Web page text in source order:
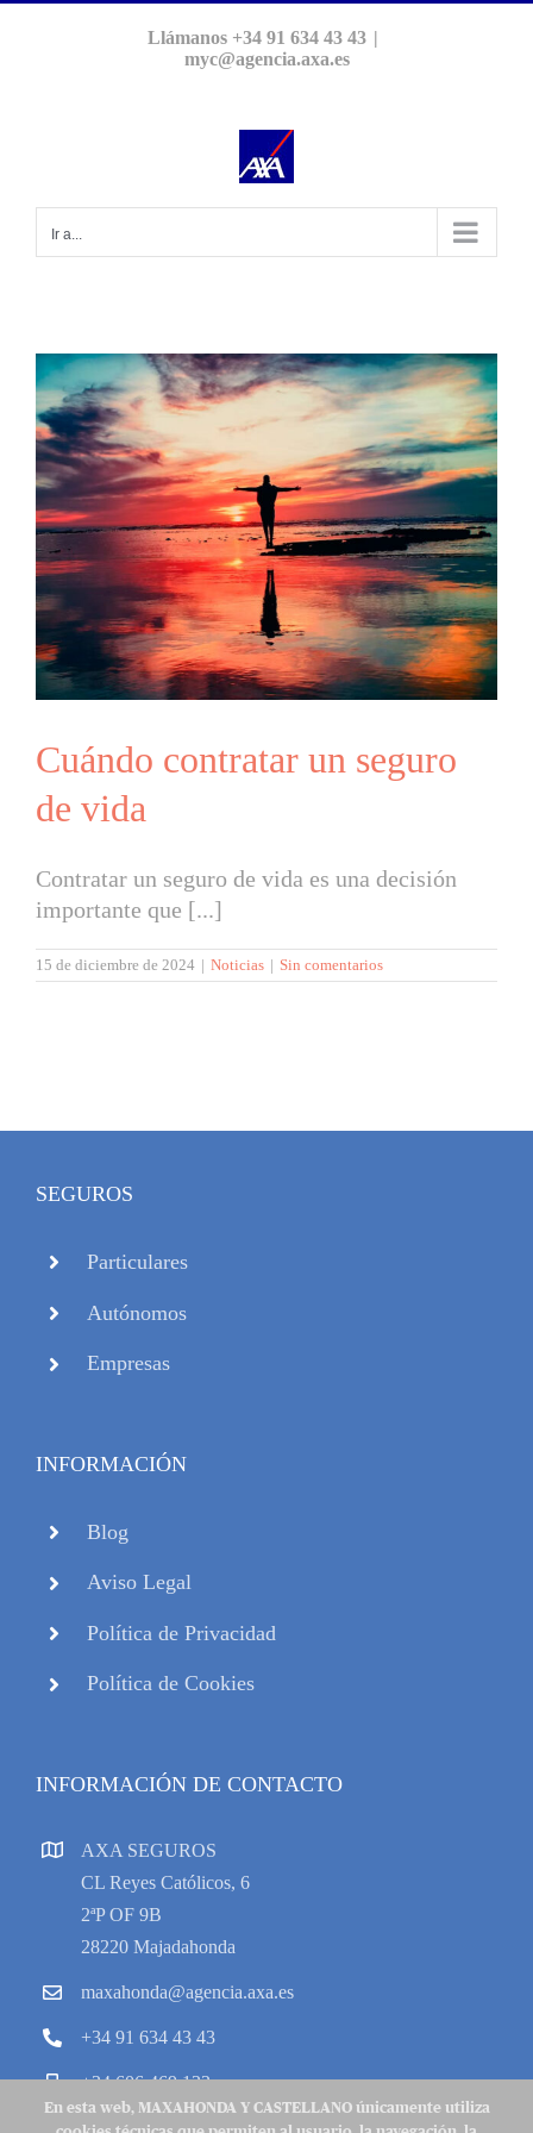
Llámanos +34 91 634 43 43 |
myc@agencia.axa.es
Ir a...
Cuándo contratar un seguro
de vida
Contratar un seguro de vida es una decisión
importante que [...]
15 de diciembre de 2024 | Noticias | Sin comentarios
SEGUROS
Particulares
Autónomos
Empresas
INFORMACIÓN
Blog
Aviso Legal
Política de Privacidad
Política de Cookies
INFORMACIÓN DE CONTACTO
AXA SEGUROS
CL Reyes Católicos, 6
2ªP OF 9B
28220 Majadahonda
maxahonda@agencia.axa.es
+34 91 634 43 43
+34 606 469 133
En esta web, MAXAHONDA Y CASTELLANO únicamente utiliza